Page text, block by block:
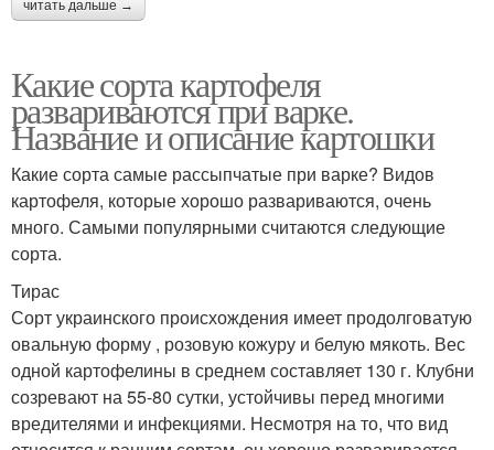
читать дальше →
Какие сорта картофеля
развариваются при варке.
Название и описание картошки
Какие сорта самые рассыпчатые при варке? Видов
картофеля, которые хорошо развариваются, очень
много. Самыми популярными считаются следующие
сорта.
Тирас
Сорт украинского происхождения имеет продолговатую
овальную форму , розовую кожуру и белую мякоть. Вес
одной картофелины в среднем составляет 130 г. Клубни
созревают на 55-80 сутки, устойчивы перед многими
вредителями и инфекциями. Несмотря на то, что вид